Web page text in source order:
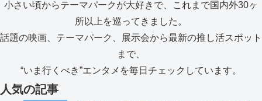
小さい頃からテーマパークが大好きで、これまで国内外30ヶ
所以上を巡ってきました。
話題の映画、テーマパーク、展示会から最新の推し活スポット
まで、
“いま行くべき”エンタメを毎日チェックしています。
人気の記事